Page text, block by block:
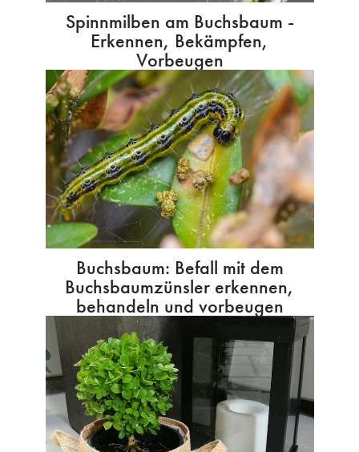
Spinnmilben am Buchsbaum -
Erkennen, Bekämpfen,
Vorbeugen
Buchsbaum: Befall mit dem
Buchsbaumzünsler erkennen,
behandeln und vorbeugen